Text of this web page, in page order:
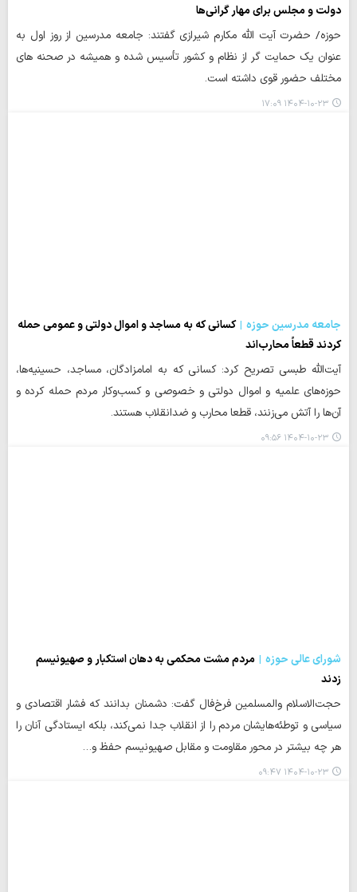
دولت و مجلس برای مهار گرانی‌ها
حوزه/ حضرت آیت الله مکارم شیرازی گفتند: جامعه مدرسین از روز اول به
عنوان یک حمایت گر از نظام و کشور تأسیس شده و همیشه در صحنه های
مختلف حضور قوی داشته است.‌
۱۴۰۴-۱۰-۲۳ ۱۷:۰۹
جامعه مدرسین حوزه
کسانی که به مساجد و اموال دولتی و عمومی حمله
کردند قطعاً محارب‌اند
آیت‌الله طبسی تصریح کرد: کسانی که به امامزادگان، مساجد، حسینیه‌ها،
حوزه‌های علمیه و اموال دولتی و خصوصی و کسب‌وکار مردم حمله کرده و
آن‌ها را آتش می‌زنند، قطعا محارب و ضدانقلاب هستند.
۱۴۰۴-۱۰-۲۳ ۰۹:۵۶
شورای عالی حوزه
مردم مشت محکمی به دهان استکبار و صهیونیسم
زدند
حجت‌الاسلام والمسلمین فرخ‌فال گفت: دشمنان بدانند که فشار اقتصادی و
سیاسی و توطئه‌هایشان مردم را از انقلاب جدا نمی‌کند، بلکه ایستادگی آنان را
هر چه بیشتر در محور مقاومت و مقابل صهیونیسم حفظ و…
۱۴۰۴-۱۰-۲۳ ۰۹:۴۷